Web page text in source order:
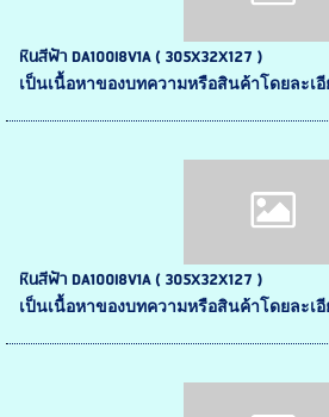
หินสีฟ้า DA100I8V1A ( 305X32X127 )
เป็นเนื้อหาของบทความหรือสินค้าโดยละ
หินสีฟ้า DA100I8V1A ( 305X32X127 )
เป็นเนื้อหาของบทความหรือสินค้าโดยละ